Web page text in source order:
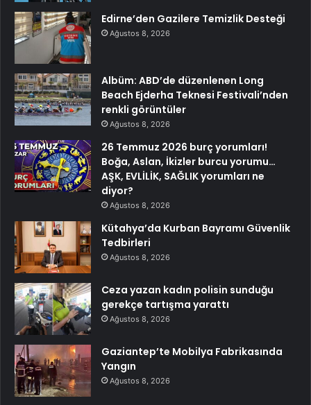
Edirne’den Gazilere Temizlik Desteği
Ağustos 8, 2026
Albüm: ABD’de düzenlenen Long
Beach Ejderha Teknesi Festivali’nden
renkli görüntüler
Ağustos 8, 2026
26 Temmuz 2026 burç yorumları!
Boğa, Aslan, İkizler burcu yorumu…
AŞK, EVLİLİK, SAĞLIK yorumları ne
diyor?
Ağustos 8, 2026
Kütahya’da Kurban Bayramı Güvenlik
Tedbirleri
Ağustos 8, 2026
Ceza yazan kadın polisin sunduğu
gerekçe tartışma yarattı
Ağustos 8, 2026
Gaziantep’te Mobilya Fabrikasında
Yangın
Ağustos 8, 2026